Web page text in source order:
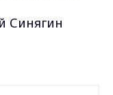
Синягин